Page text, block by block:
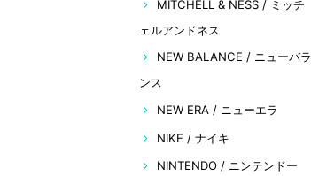
MITCHELL & NESS / ミッチ
ェルアンドネス
NEW BALANCE / ニューバラ
ンス
NEW ERA / ニューエラ
NIKE / ナイキ
NINTENDO / ニンテンドー